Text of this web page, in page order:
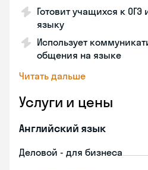
Готовит учащихся к ОГЭ
языку
Использует
общения на языке
Читать дальше
Услуги и цены
Английский язык
Деловой - для бизнеса